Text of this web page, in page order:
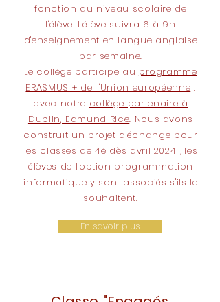
fonction du niveau scolaire de
l'élève. L'élève suivra 6 à 9h
d'enseignement en langue anglaise
par semaine.
Le collège participe au programme
ERASMUS + de 'l'Union européenne :
avec notre collège partenaire à
Dublin, Edmund Rice. Nous avons
construit un projet d'échange pour
les classes de 4è dès avril 2024 ; les
élèves de l'option programmation
informatique y sont associés s'ils le
souhaitent.
En savoir plus